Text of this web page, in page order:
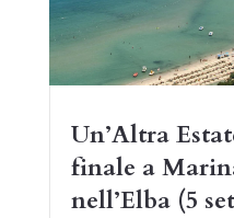
Un’Altra
finale a
nell’Elba (5